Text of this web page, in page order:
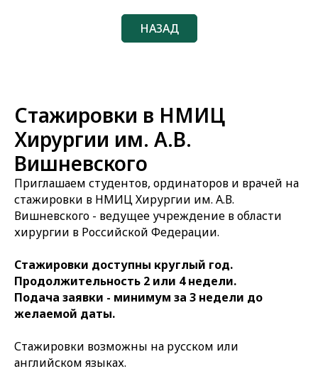
НАЗАД
Стажировки в НМИЦ
Хирургии им. А.В.
Вишневского
Приглашаем студентов, ординаторов и врачей на
стажировки в НМИЦ Хирургии им. А.В.
Вишневского - ведущее учреждение в области
хирургии в Российской Федерации.
Стажировки доступны круглый год.
Продолжительность 2 или 4 недели.
Подача заявки - минимум за 3 недели до
желаемой даты.
Стажировки возможны на русском или
английском языках.